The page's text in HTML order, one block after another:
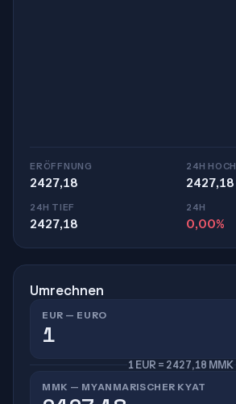
ERÖFFNUNG
2427,18
24H HOCH
2427,18
24H TIEF
2427,18
24H
0,00%
Umrechnen
EUR — EURO
1 EUR = 2427,18 MMK
MMK — MYANMARISCHER KYAT